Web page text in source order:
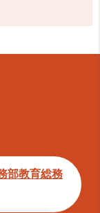
部教育総務